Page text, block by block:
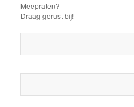
Meepraten?
Draag gerust bij!